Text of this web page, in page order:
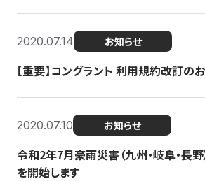
2020.07.14 お知らせ
【重要】コングラント 利用規約改訂の
2020.07.10 お知らせ
令和2年7月豪雨災害（九州・岐阜・長
を開始します